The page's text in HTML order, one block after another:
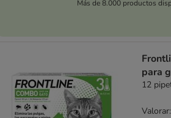
Más de 8.000 productos
para
12